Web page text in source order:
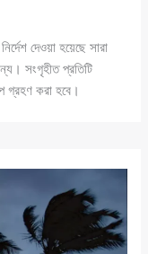
দেওয়া হয়েছে সারা
সংগৃহীত প্রতিটি
গ্রহণ করা হবে।